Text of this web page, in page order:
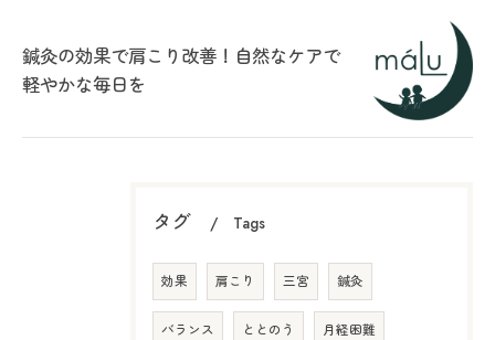
鍼灸の効果で肩こり改善！自然なケアで
軽やかな毎日を
タグ Tags
効果 肩こり 三宮 鍼灸
バランス ととのう 月経困難